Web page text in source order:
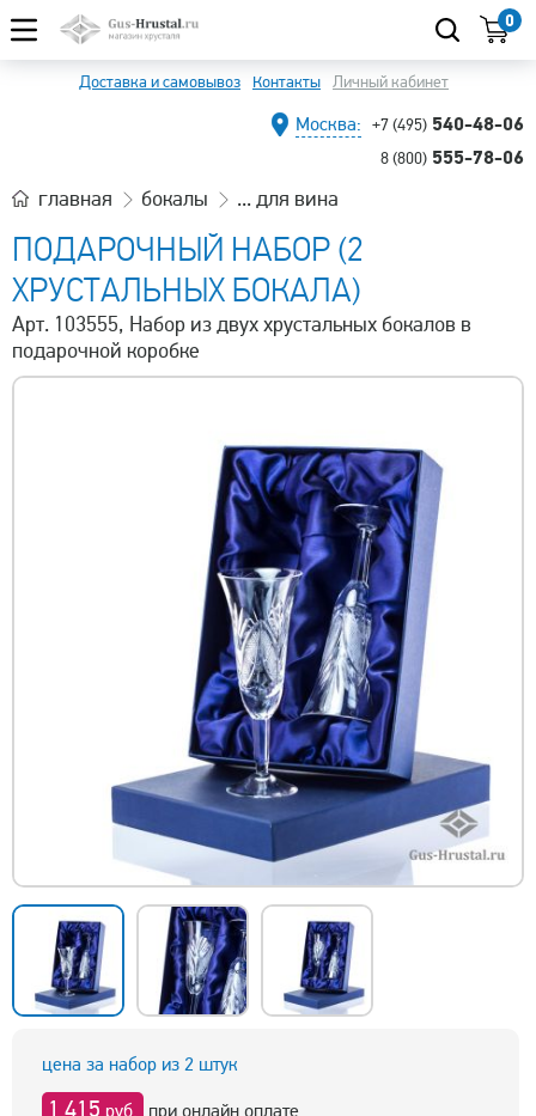
0
Доставка и самовывоз Контакты Личный кабинет
Москва: +7 (495) 540-48-06
8 (800) 555-78-06
главная бокалы ... для вина
ПОДАРОЧНЫЙ НАБОР (2
ХРУСТАЛЬНЫХ БОКАЛА)
Арт. 103555, Набор из двух хрустальных бокалов в
подарочной коробке
цена за набор из 2 штук
1 415 руб. при онлайн оплате